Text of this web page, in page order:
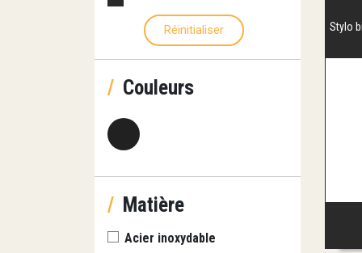
Réinitialiser
/ Couleurs
/ Matière
Acier inoxydable
Stylo